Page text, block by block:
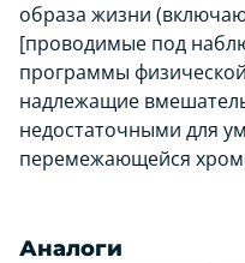
образа жизни
[проводимые под
программы
надлежащие
недостаточными для
перемежающейся
Аналоги